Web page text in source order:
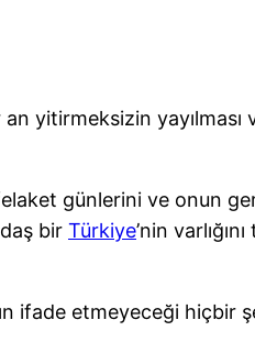
yitirmeksizin
günlerini ve onun
bir Türkiye’nin
ifade etmeyeceği hiçbir